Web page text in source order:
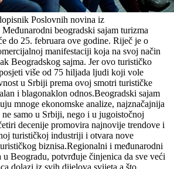
Poslovnih novina iz
beogradski sajam turizma
do 25. februara ove godine. Riječ je o
manifestaciji koja na svoj način
Beogradskog sajma. Jer ovo turističko
više od 75 hiljada ljudi koji vole
u Srbiji prema ovoj smotri turističke
i blagonaklon odnos.Beogradski sajam
mnoge ekonomske analize, najznačajnija
samo u Srbiji, nego i u jugoistočnoj
decenije promovira najnovije trendove i
turističkoj industriji i otvara nove
biznisa.Regionalni i međunarodni
u Beogradu, potvrđuje činjenica da sve veći